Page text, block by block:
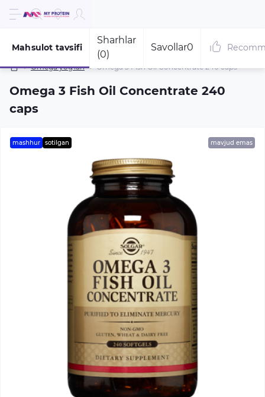
Omega yog'lari Omega 3 Fish Oil Concentrate 240 caps
Omega 3 Fish Oil Concentrate 240
caps
Mahsulot tavsifi
Sharhlar
(0)
Savollar0
mashhur sotilgan mavjud emas